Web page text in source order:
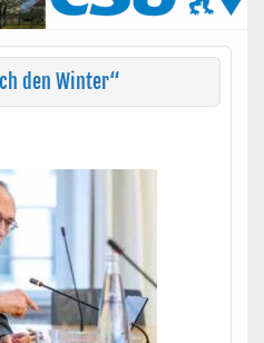
den Winter“